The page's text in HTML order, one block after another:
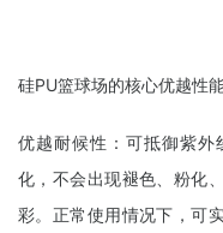
硅PU篮球场的核心优越性
优越耐候性：可抵御紫外
化，不会出现褪色、粉化
彩。正常使用情况下，可